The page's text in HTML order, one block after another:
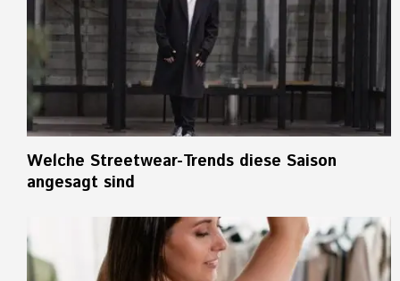
Welche Streetwear-Trends diese Saison
angesagt sind